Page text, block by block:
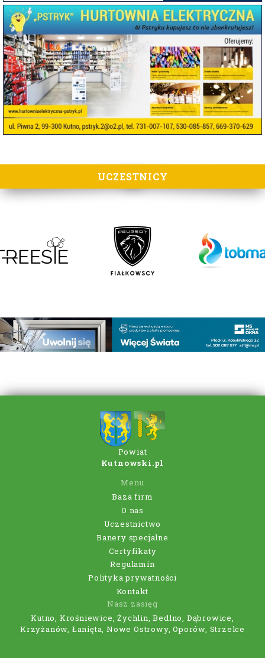
UCZESTNICY
Powiat
Kutnowski.pl
Menu
Baza firm
O nas
Uczestnictwo
Banery specjalne
Certyfikaty
Regulamin
Polityka prywatności
Kontakt
Nasz zasięg
Kutno, Krośniewice, Żychlin, Bedlno, Dąbrowice,
Krzyżanów, Łanięta, Nowe Ostrowy, Oporów, Strzelce